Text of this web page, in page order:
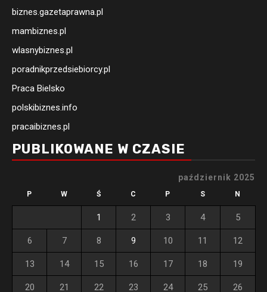
biznes.gazetaprawna.pl
mambiznes.pl
wlasnybiznes.pl
poradnikprzedsiebiorcy.pl
Praca Bielsko
polskibiznes.info
pracaibiznes.pl
PUBLIKOWANE W CZASIE
październik 2025
P W Ś C P S N
1 2 3 4 5
6 7 8 9 10 11 12
13 14 15 16 17 18 19
20 21 22 23 24 25 26